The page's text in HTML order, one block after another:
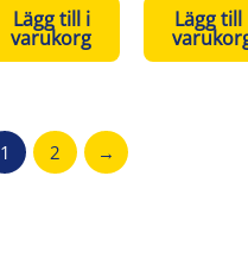
Lägg till i
varukorg
Lägg till
1 2 →